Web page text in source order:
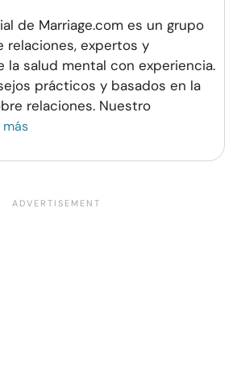
de Marriage.com es un grupo
relaciones, expertos y
la salud mental con experiencia.
prácticos y basados en la
relaciones. Nuestro
más